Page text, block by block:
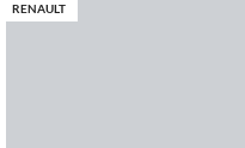
RENAULT